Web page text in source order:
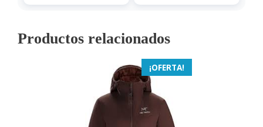
Productos relacionados
¡OFERTA!